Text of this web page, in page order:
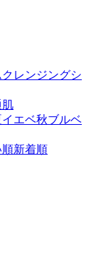
クレンジングシ
肌
イエベ秋ブルベ
順新着順